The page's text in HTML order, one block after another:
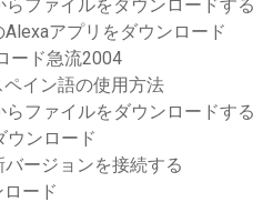
ファイルをダウンロードする
アプリをダウンロード
ード急流2004
イン語の使用方法
ファイルをダウンロードする
ウンロード
ージョンを接続する
ード